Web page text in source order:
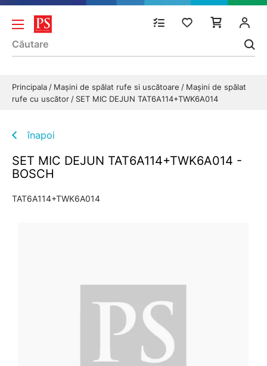
Principala Mașini de spălat rufe si uscătoare
Mașini de spălat
rufe cu uscător
SET MIC DEJUN TAT6A114+TWK6A014
înapoi
SET MIC DEJUN TAT6A114+TWK6A014 -
BOSCH
TAT6A114+TWK6A014